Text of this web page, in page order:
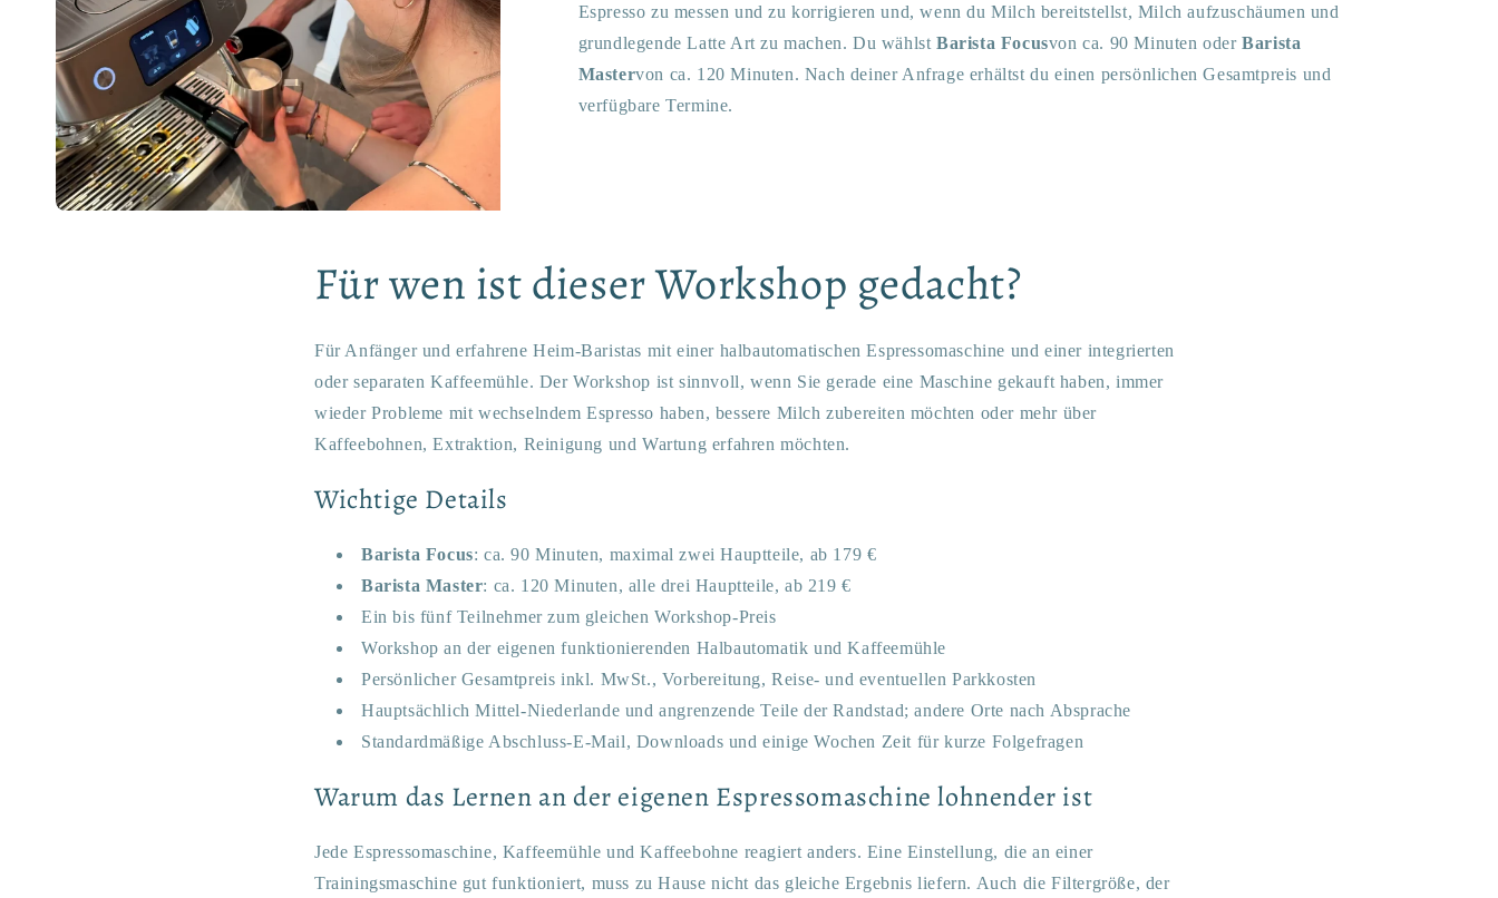
Espresso zu messen und zu korrigieren und, wenn du Milch bereitstellst, Milch aufzuschäumen und
grundlegende Latte Art zu machen. Du wählstBarista Focusvon ca. 90 Minuten oderBarista
Mastervon ca. 120 Minuten. Nach deiner Anfrage erhältst du einen persönlichen Gesamtpreis und
verfügbare Termine.
Für wen ist dieser Workshop gedacht?
Für Anfänger und erfahrene Heim-Baristas mit einer halbautomatischen Espressomaschine und einer integrierten
oder separaten Kaffeemühle. Der Workshop ist sinnvoll, wenn Sie gerade eine Maschine gekauft haben, immer
wieder Probleme mit wechselndem Espresso haben, bessere Milch zubereiten möchten oder mehr über
Kaffeebohnen, Extraktion, Reinigung und Wartung erfahren möchten.
Wichtige Details
Barista Focus: ca. 90 Minuten, maximal zwei Hauptteile, ab 179 €
Barista Master: ca. 120 Minuten, alle drei Hauptteile, ab 219 €
Ein bis fünf Teilnehmer zum gleichen Workshop-Preis
Workshop an der eigenen funktionierenden Halbautomatik und Kaffeemühle
Persönlicher Gesamtpreis inkl. MwSt., Vorbereitung, Reise- und eventuellen Parkkosten
Hauptsächlich Mittel-Niederlande und angrenzende Teile der Randstad; andere Orte nach Absprache
Standardmäßige Abschluss-E-Mail, Downloads und einige Wochen Zeit für kurze Folgefragen
Warum das Lernen an der eigenen Espressomaschine lohnender ist
Jede Espressomaschine, Kaffeemühle und Kaffeebohne reagiert anders. Eine Einstellung, die an einer
Trainingsmaschine gut funktioniert, muss zu Hause nicht das gleiche Ergebnis liefern. Auch die Filtergröße, der